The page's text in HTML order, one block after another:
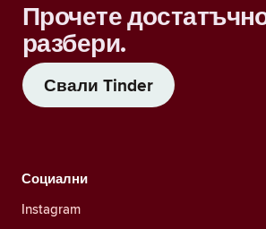
Прочете
разбери.
Свали Tinder
Социални
Instagram